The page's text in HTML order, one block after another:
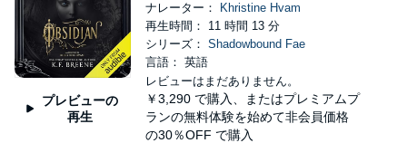
プレビューの
再生
ナレーター：
Khristine Hvam
再生時間： 11 時間 13 分
シリーズ： Shadowbound Fae
言語： 英語
レビューはまだありません。
￥3,290 で購入、またはプレミアムプ
ランの無料体験を始めて非会員価格
の30％OFF で購入